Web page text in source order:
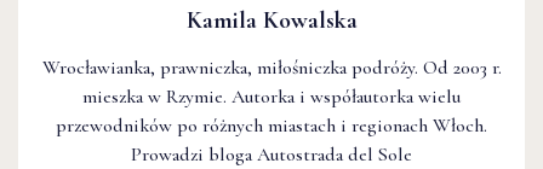
Kamila Kowalska
Wrocławianka, prawniczka, miłośniczka podróży. Od 2003 r.
mieszka w Rzymie. Autorka i współautorka wielu
przewodników po różnych miastach i regionach Włoch.
Prowadzi bloga Autostrada del Sole